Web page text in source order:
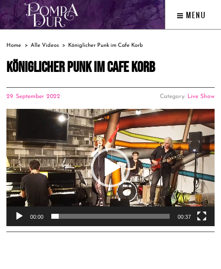
MENU
Home Alle Videos Königlicher Punk im Cafe Korb
KÖNIGLICHER PUNK IM CAFE KORB
29. September 2022 Category: Live Show
Video-
Player
00:00 00:37